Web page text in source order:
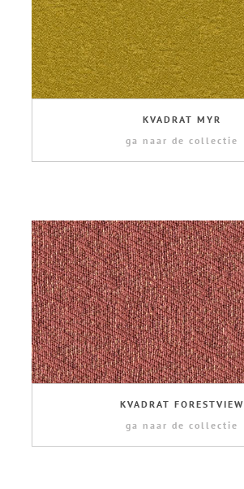
KVADRAT MYR
ga naar de collectie
KVADRAT FORESTVIEW
ga naar de collectie